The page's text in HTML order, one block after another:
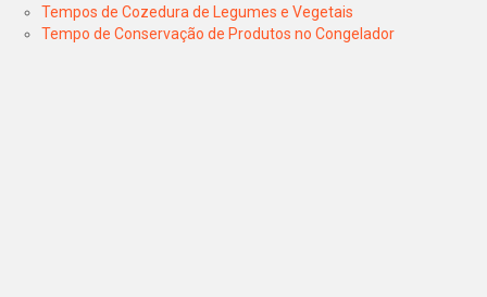
Tempos de Cozedura de Legumes e Vegetais
Tempo de Conservação de Produtos no Congelador